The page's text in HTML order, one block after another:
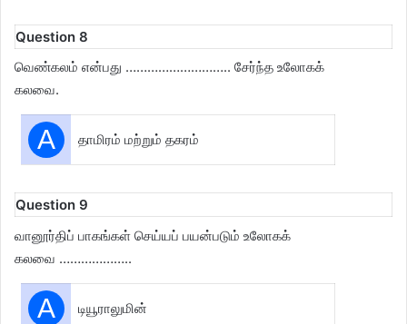
Question 8
வெண்கலம் என்பது ……………………….. சேர்ந்த உலோகக்
கலவை.
A தாமிரம் மற்றும் தகரம்
Question 9
வானூர்திப் பாகங்கள் செய்யப் பயன்படும் உலோகக்
கலவை ………………..
A டியூராலுமின்